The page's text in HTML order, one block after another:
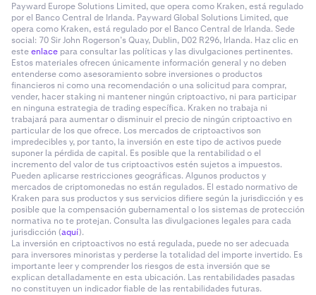
Payward Europe Solutions Limited, que opera como Kraken, está regulado
por el Banco Central de Irlanda. Payward Global Solutions Limited, que
opera como Kraken, está regulado por el Banco Central de Irlanda. Sede
social: 70 Sir John Rogerson’s Quay, Dublin, D02 R296, Irlanda. Haz clic en
esteenlace para consultar las políticas y las divulgaciones pertinentes.
Estos materiales ofrecen únicamente información general y no deben
entenderse como asesoramiento sobre inversiones o productos
financieros ni como una recomendación o una solicitud para comprar,
vender, hacer staking ni mantener ningún criptoactivo, ni para participar
en ninguna estrategia de trading específica. Kraken no trabaja ni
trabajará para aumentar o disminuir el precio de ningún criptoactivo en
particular de los que ofrece. Los mercados de criptoactivos son
impredecibles y, por tanto, la inversión en este tipo de activos puede
suponer la pérdida de capital. Es posible que la rentabilidad o el
incremento del valor de tus criptoactivos estén sujetos a impuestos.
Pueden aplicarse restricciones geográficas. Algunos productos y
mercados de criptomonedas no están regulados. El estado normativo de
Kraken para sus productos y sus servicios difiere según la jurisdicción y es
posible que la compensación gubernamental o los sistemas de protección
normativa no te protejan. Consulta las divulgaciones legales para cada
jurisdicción (aquí).
La inversión en criptoactivos no está regulada, puede no ser adecuada
para inversores minoristas y perderse la totalidad del importe invertido. Es
importante leer y comprender los riesgos de esta inversión que se
explican detalladamente en esta ubicación. Las rentabilidades pasadas
no constituyen un indicador fiable de las rentabilidades futuras.